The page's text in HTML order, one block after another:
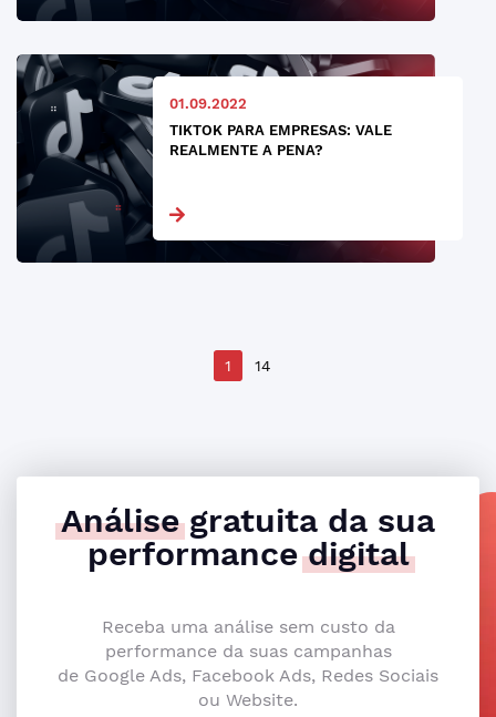
01.09.2022
TIKTOK PARA EMPRESAS: VALE
REALMENTE A PENA?
1 14
Análisegratuita da sua
performancedigital
Receba uma análise sem custo da
performance da suas campanhas
de Google Ads, Facebook Ads, Redes Sociais
ou Website.